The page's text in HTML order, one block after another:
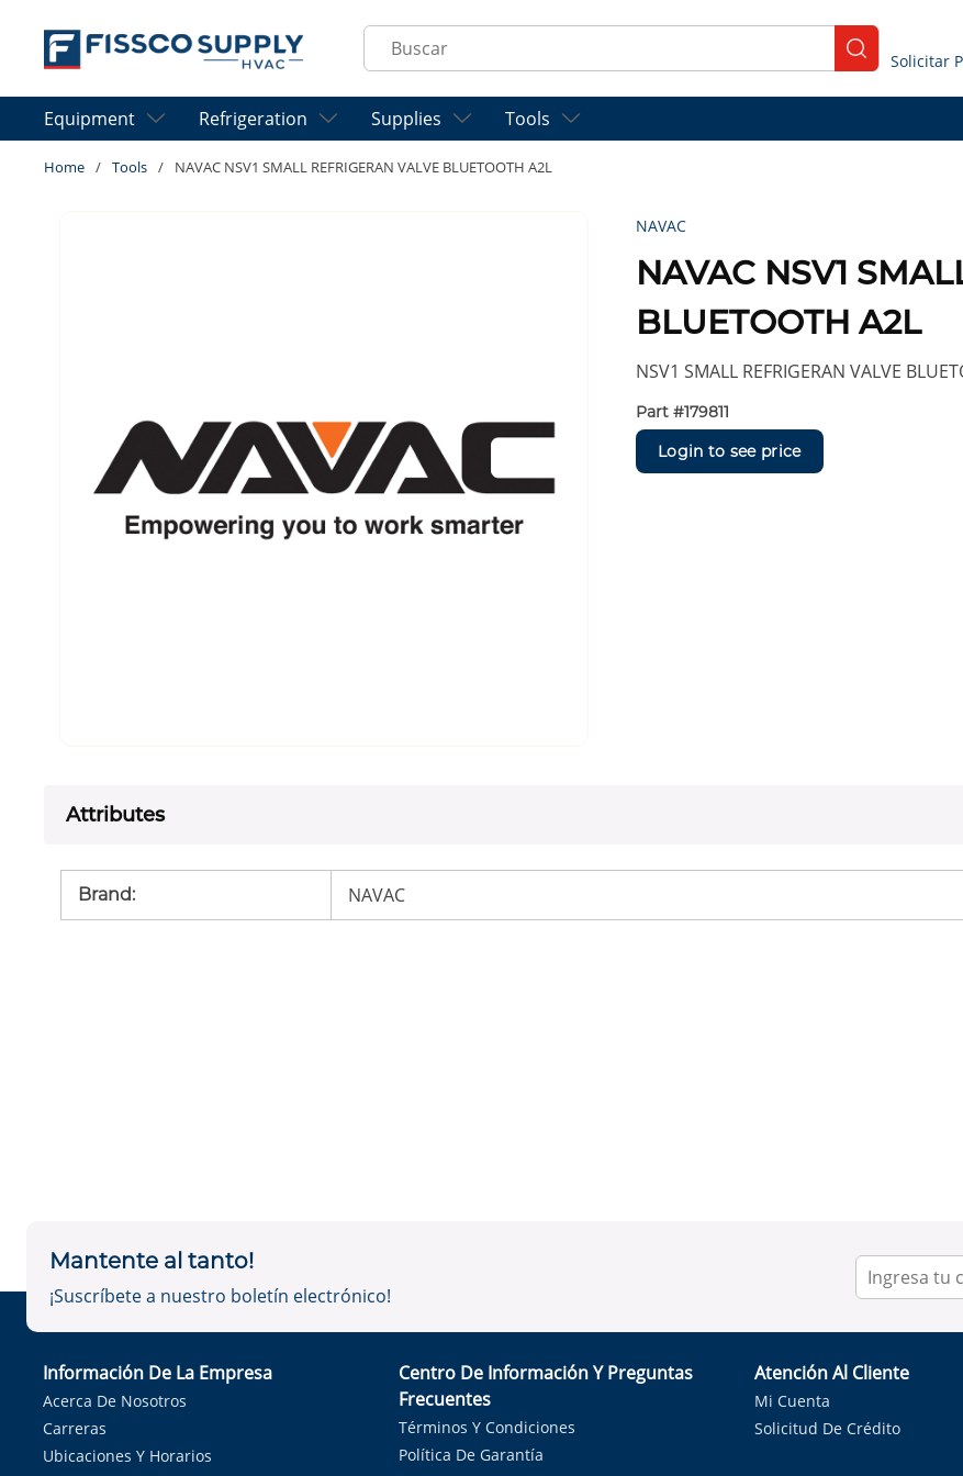
Skip to main content
Site Search
submit
Equipment Refrigeration Supplies Tools
Home / Tools / NAVAC NSV1 SMALL REFRIGERAN VALVE BLUETOOTH A2L
NAVAC
NAVAC NSV1
BLUETOOTH A2L
NSV1 SMALL REFRIGERAN VALVE
Part #179811
Login to see price
Attributes
Brand: NAVAC
Mantente al tanto!
¡Suscríbete a nuestro boletín electrónico!
Información De La Empresa
Acerca De Nosotros
Carreras
Ubicaciones Y Horarios
Centro De Información Y Preguntas
Frecuentes
Términos Y Condiciones
Política De Garantía
Atención Al Cliente
Mi Cuenta
Solicitud De Crédito